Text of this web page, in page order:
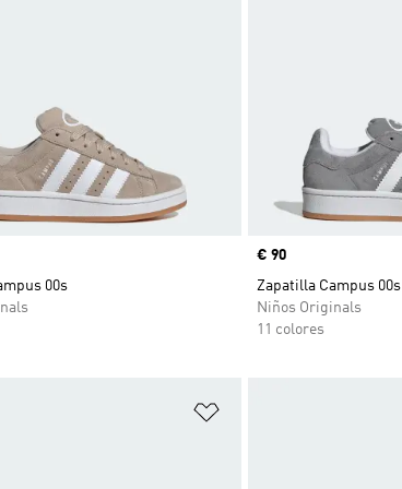
00s
Precio
€ 90
Zapatilla Campus 00s
Niños Originals
11 colores